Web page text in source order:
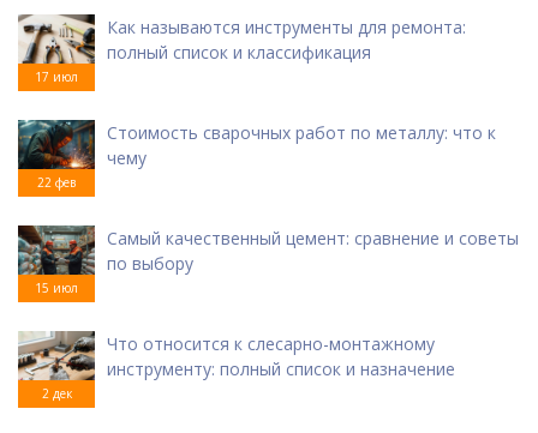
17 июл
Как называются инструменты для ремонта:
полный список и классификация
22 фев
Стоимость сварочных работ по металлу: что к
чему
15 июл
Самый качественный цемент: сравнение и советы
по выбору
2 дек
Что относится к слесарно-монтажному
инструменту: полный список и назначение